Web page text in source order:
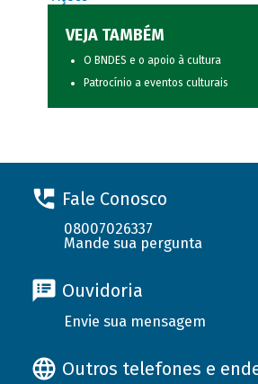
VEJA TAMBÉM
O BNDES e o apoio à cultura
Patrocínio a eventos culturais
Fale Conosco
08007026337
Mande sua pergunta
Ouvidoria
Envie sua mensagem
Outros telefones e